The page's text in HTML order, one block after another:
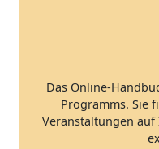
Das Online-
Programms. Sie
Veranstaltungen